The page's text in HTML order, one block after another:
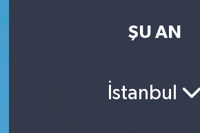
ŞU AN
İstanbul